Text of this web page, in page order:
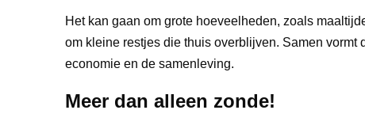
Het kan gaan om grote hoeveelheden, zoals
om kleine restjes die thuis overblijven. Samen vormt
economie en de samenleving.
Meer dan alleen zonde!